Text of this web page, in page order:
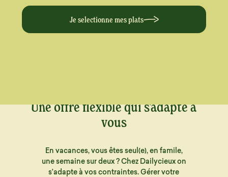
Je selectionne mes plats
Une offre flexible qui s'adapte à
vous
En vacances, vous êtes seul(e), en famile,
une semaine sur deux ? Chez Dailycieux on
s’adapte à vos contraintes. Gérer votre